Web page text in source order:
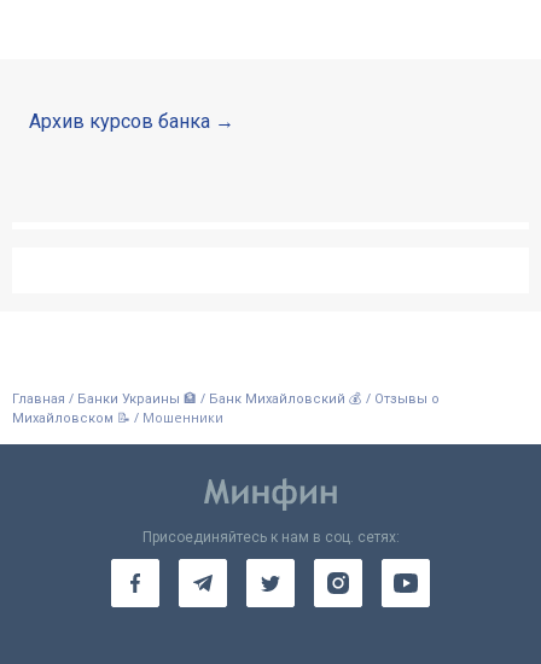
Архив курсов банка
Главная / Банки Украины 🏦 / Банк Михайловский 💰 / Отзывы о
Михайловском 📝 / Мошенники
Присоединяйтесь к нам в соц. сетях: